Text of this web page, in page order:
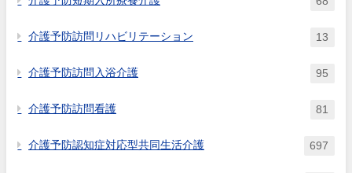
介護予防訪問リハビリテーション 13
介護予防訪問入浴介護 95
介護予防訪問看護 81
介護予防認知症対応型共同生活介護 697